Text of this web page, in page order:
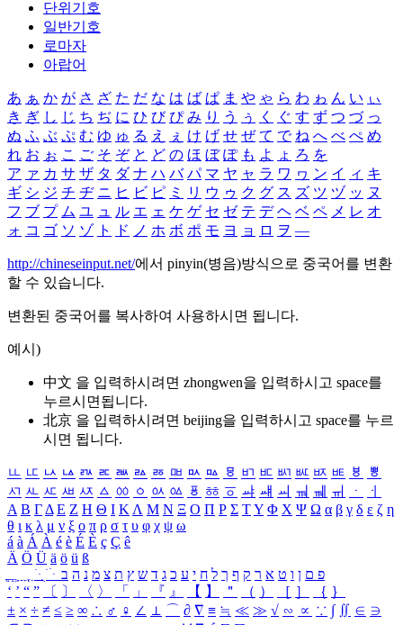
단위기호
일반기호
로마자
아랍어
あ ぁ か が さ ざ た だ な は ば ぱ ま や ゃ ら わ ゎ ん い ぃ
き ぎ し じ ち ぢ に ひ び ぴ み り う ぅ く ぐ す ず つ づ っ
ぬ ふ ぶ ぷ む ゆ ゅ る え ぇ け げ せ ぜ て で ね へ べ ぺ め
れ お ぉ こ ご そ ぞ と ど の ほ ぼ ぽ も よ ょ ろ を
ア ァ カ サ ザ タ ダ ナ ハ バ パ マ ヤ ャ ラ ワ ヮ ン イ ィ キ
ギ シ ジ チ ヂ ニ ヒ ビ ピ ミ リ ウ ゥ ク グ ス ズ ツ ヅ ッ ヌ
フ ブ プ ム ユ ュ ル エ ェ ケ ゲ セ ゼ テ デ ヘ ベ ペ メ レ オ
ォ コ ゴ ソ ゾ ト ド ノ ホ ボ ポ モ ヨ ョ ロ ヲ ―
http://chineseinput.net/에서 pinyin(병음)방식으로 중국어를 변환
할 수 있습니다.
변환된 중국어를 복사하여 사용하시면 됩니다.
예시)
中文 을 입력하시려면 zhongwen을 입력하시고 space를
누르시면됩니다.
北京 을 입력하시려면 beijing을 입력하시고 space를 누르
시면 됩니다.
ㅥ ㅦ ㅧ ㅨ ㅩ ㅪ ㅫ ㅬ ㅭ ㅮ ㅯ ㅰ ㅱ ㅲ ㅳ ㅴ ㅵ ㅶ ㅷ ㅸ
ㅹ
ㅺ ㅻ ㅼ ㅽ ㅾ ㅿ ㆀ ㆁ ㆂ ㆃ ㆄ ㆅ ㆆ ㆇ ㆈ ㆉ ㆊ ㆋ ㆌ ㆍ
ㆎ
Α Β ΓΔ Ε Ζ Η Θ Ι ΚΛ Μ Ν Ξ Ο Π Ρ Σ ΤΥ Φ Χ Ψ Ω α β γ δ ε ζ η
θ ι κ λ μ ν ξ ο π ρ σ τ υ φ χ ψ ω
á à Á À é è É È ç Ç ê
Ä Ö Ü ä ö ü ß
ִֶֹ ֻּ ׁׂ פ ם ן ו ט א ר ק ף ך ל ח י ע כ ג ד ש ץ ת צ מ נ ה ב
‘ ’ “ ” 〔 〕 〈 〉 「 」 『 』 【 】 ＂ （ ） ［ ］ ｛ ｝
± × ÷ ≠ ≤ ≥ ∞ ∴ ♂ ♀ ∠ ⊥ ⌒ ∂ ∇ ≡ ≒ ≪ ≫ √ ∽ ∝ ∵ ∫ ∬ ∈ ∋